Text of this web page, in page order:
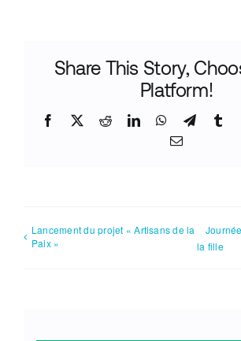
Share This Story,
Platform!
Facebook
X RedditLinkedInWhatsApp
Email
Lancement du projet « Artisans de la
Paix »
la fille